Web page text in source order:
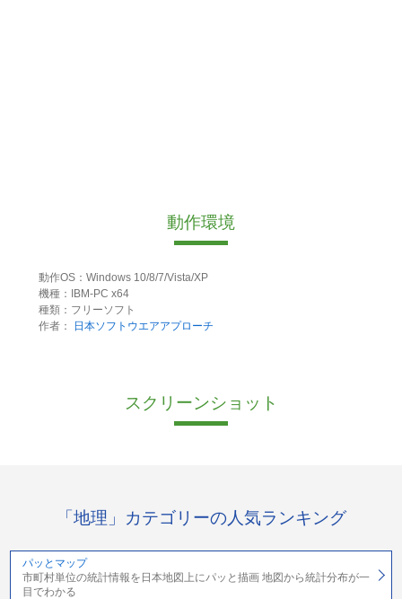
動作環境
動作OS：Windows 10/8/7/Vista/XP
機種：IBM-PC x64
種類：フリーソフト
作者：
日本ソフトウエアアプローチ
スクリーンショット
「地理」カテゴリーの人気ランキング
パッとマップ
市町村単位の統計情報を日本地図上にパッと描画 地図から統計分布が一
目でわかる